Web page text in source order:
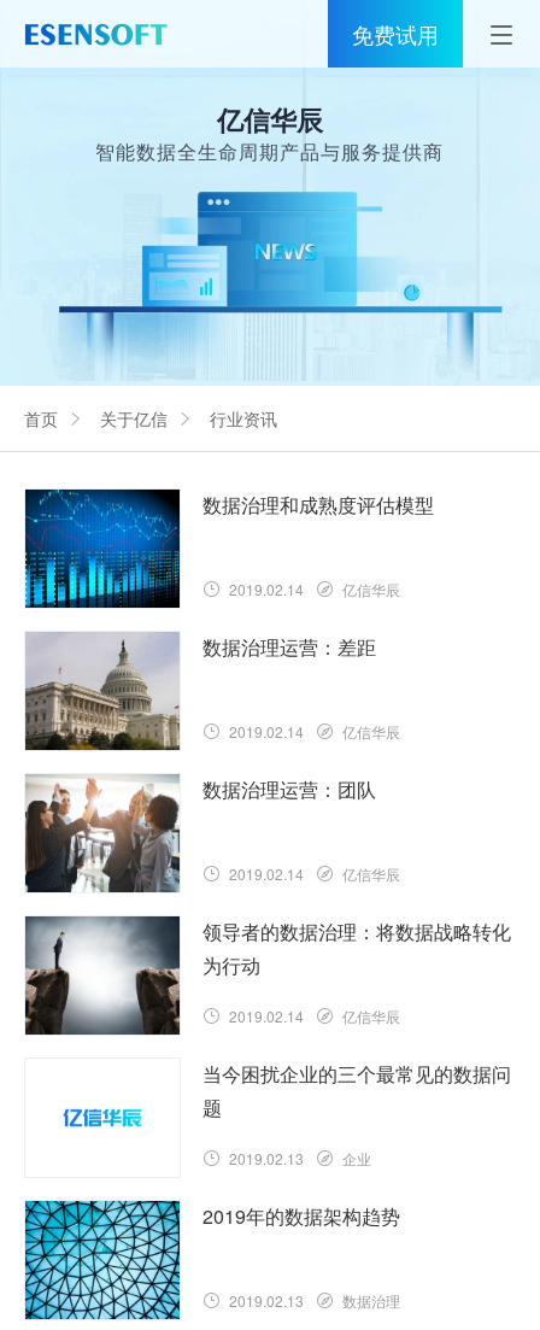
免费试用
服务
关于亿信
400-0011-866
亿信华辰
智能数据全生命周期产品与服务提供商
首页 关于亿信 行业资讯
数据治理和成熟度评估模型
2019.02.14 亿信华辰
成熟度评估没有“ 一种模式适合所有人 ”。
……
数据治理运营：差距
2019.02.14 亿信华辰
今天，全球组织都了解数据治理（DG）是
什么，它的好处以及不管理数据的风险。
数据治理运营：团队
2019.02.14 亿信华辰
数据治理是人员，流程和技术的结合。
……
查看详情
领导者的数据治理：将数据战略转化
为行动
2019.02.14 亿信华辰
数据随处可见，物联网和不同数据源，数
据源，渠道和数据消费者的互联性日益增
当今困扰企业的三个最常见的数据问
题
2019.02.13 企业
各组织都在发生数据危机。虽然存在缺
陷，但传统的数据管理方法（ETL和
感。但是数据收集的增长速度远远……
2019年的数据架构趋势
2019.02.13 数据治理